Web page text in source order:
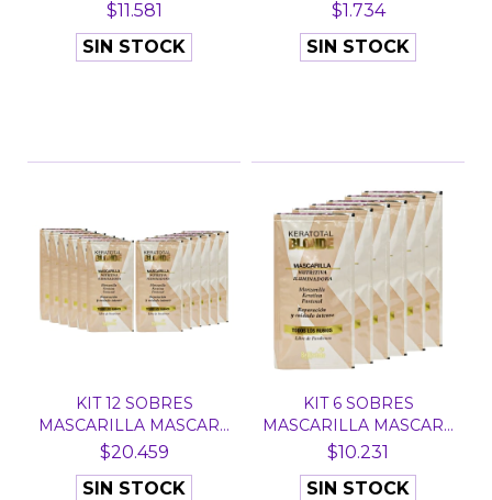
BELL...
$11.581
SIN STOCK
SOBRE 20 GR...
$1.734
SIN STOCK
KIT 12 SOBRES
MASCARILLA MASCARA
KERATOT...
$20.459
SIN STOCK
KIT 6 SOBRES
MASCARILLA MASCARA
KERATOTA...
$10.231
SIN STOCK